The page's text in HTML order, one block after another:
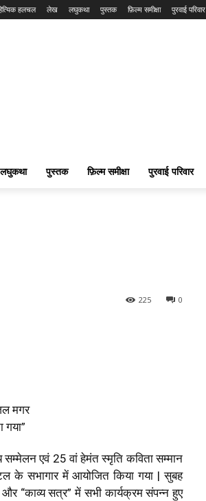
हलचल लेख लघुकथा पुस्तक फ़िल्म समीक्षा पुरवाई परिवार
लघुकथा पुस्तक फ़िल्म समीक्षा पुरवाई परिवार
0
225
मगर
सम्मेलन एवं 25 वां हेमंत स्मृति कविता सम्मान
के सभागार में आयोजित किया गया | सुबह
“काव्य सत्र” में सभी कार्यक्रम संपन्न हुए